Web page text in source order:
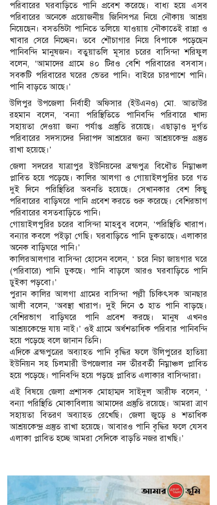
পরিবারের ঘরবাড়িতে পানি প্রবেশ করেছে। বাধ্য হয়ে এসব
পরিবারের অনেকে প্রয়োজনীয় জিনিসপত্র নিয়ে নৌকায় আশ্রয়
নিয়েছেন। বসতভিটা পানিতে তলিয়ে যাওয়ায় নৌকাতেই রান্না ও
খাবার সেরে নিচ্ছেন। তবে শৌচাগার নিয়ে বিপাকে পড়েছেন
পানিবন্দি মানুষজন। বতুয়াতলি মূসার চরের বাসিন্দা শরিফুল
বলেন, ‘আমাদের গ্রামে ৪০ টিরও বেশি পরিবারের বসবাস।
সবকটি পরিবারের ঘরের ভেতর পানি। বাইরে চারপাশে পানি।
পানি বাড়তে আছে।’
উলিপুর উপজেলা নির্বাহী অফিসার (ইউএনও) মো. আতাউর
রহমান বলেন, ‘বন্যা পরিস্থিতিতে পানিবন্দি পরিবারে খাদ্য
সহায়তা দেওয়া জন্য পর্যাপ্ত প্রস্তুতি রয়েছে। এছাড়াও দুর্গত
পরিবারের সদস্যদের নিরাপদ আশ্রয়ের জন্য আশ্রয়কেন্দ্র প্রস্তুত
রাখা হয়েছে।’
জেলা সদরের যাত্রাপুর ইউনিয়নের ব্রহ্মপুত্র বিধৌত নিম্নাঞ্চল
প্লাবিত হয়ে পড়েছে। কালির আলগা ও গোয়াইলপুরির চরে গত
দুই দিনে পরিস্থিতির অবনতি হয়েছে। সেখানকার বেশ কিছু
পরিবারের বাড়িঘরে পানি প্রবেশ করতে শুরু করেছে। বেশিরভাগ
পরিবারের বসতবাড়িতে পানি।
গোয়াইলপুরির চরের বাসিন্দা মাহবুব বলেন, ‘পরিস্থিতি খারাপ।
বন্যার কবলে পইড়া গেছি। ঘরবাড়িতে পানি ঢুকতাছে। এলাকার
অনেক বাড়িঘরে পানি।’
কালিরআলগার বাসিন্দা হোসেন বলেন, ‘ চরে নিচা জায়গার ঘরে
(পরিবারে) পানি ঢুকছে। পানি বাড়লে আরও ঘরবাড়িতে পানি
ঢুইকা পড়বো।’
পুরান কালির আলগা গ্রামের বাসিন্দা পল্লী চিকিৎসক আনছার
আলী বলেন, ‘অবস্থা খারাপ। দুই দিনে ৩ হাত পানি বাড়ছে।
বেশিরভাগ বাড়িঘরে পানি প্রবেশ করছে। মানুষ এখনও
আশ্রয়কেন্দ্রে যায় নাই।’ ওই গ্রামে অর্ধশতাধিক পরিবার পানিবন্দি
হয়ে পড়েছে বলে জানান তিনি।
এদিকে ব্রহ্মপুত্রের অব্যাহত পানি বৃদ্ধির ফলে উলিপুরের হাতিয়া
ইউনিয়ন সহ চিলমারী উপজেলার নদ তীরবর্তী নিম্নাঞ্চল প্লাবিত
হয়ে পড়েছে। পানিবন্দি হয়ে পড়ছে প্লাবিত এলাকার বাসিন্দারা।
এই বিষয়ে জেলা প্রশাসক মোহাম্মদ সাইদুল আরীফ বলেন, ‘
বন্যা পরিস্থিতি মোকাবিলায় আমাদের প্রস্তুতি রয়েছে। আমরা ত্রাণ
সহায়তা বিতরণ অব্যাহত রেখেছি। জেলা জুড়ে ৪ শতাধিক
আশ্রয়কেন্দ্র প্রস্তুত রাখা হয়েছে। আবারও পানি বৃদ্ধির ফলে যেসব
এলাকা প্লাবিত হচ্ছে আমরা সেদিকে বাড়তি নজর রাখছি।’